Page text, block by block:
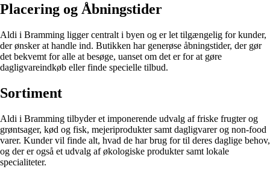
Placering og Åbningstider
Aldi i Bramming ligger centralt i byen og er let tilgængelig for kunder,
der ønsker at handle ind. Butikken har generøse åbningstider, der gør
det bekvemt for alle at besøge, uanset om det er for at gøre
dagligvareindkøb eller finde specielle tilbud.
Sortiment
Aldi i Bramming tilbyder et imponerende udvalg af friske frugter og
grøntsager, kød og fisk, mejeriprodukter samt dagligvarer og non-food
varer. Kunder vil finde alt, hvad de har brug for til deres daglige behov,
og der er også et udvalg af økologiske produkter samt lokale
specialiteter.